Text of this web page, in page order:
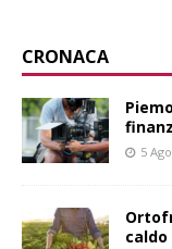
CRONACA
5